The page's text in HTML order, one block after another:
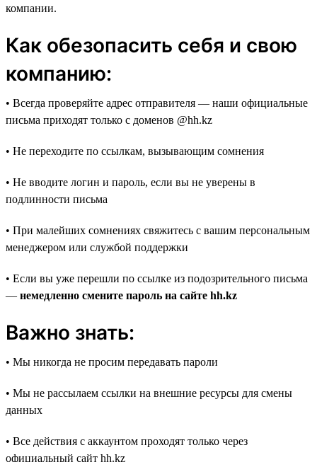
компании.
Как обезопасить себя и свою
компанию:
• Всегда проверяйте адрес отправителя — наши официальные
письма приходят только с доменов @hh.kz
• Не переходите по ссылкам, вызывающим сомнения
• Не вводите логин и пароль, если вы не уверены в
подлинности письма
• При малейших сомнениях свяжитесь с вашим персональным
менеджером или службой поддержки
• Если вы уже перешли по ссылке из подозрительного письма
— немедленно смените пароль на сайте hh.kz
Важно знать:
• Мы никогда не просим передавать пароли
• Мы не рассылаем ссылки на внешние ресурсы для смены
данных
• Все действия с аккаунтом проходят только через
официальный сайт hh.kz